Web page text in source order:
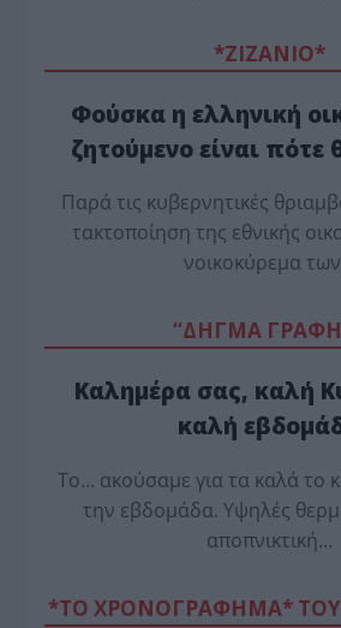
*ZΙΖΑΝΙΟ*
Φούσκα η ελληνική
ζητούμενο είναι πότε
Παρά τις κυβερνητικές
τακτοποίηση της εθνικής
νοικοκύρεμα
“ΔΗΓΜΑ
Καλημέρα σας, καλή
καλή
Το… ακούσαμε για τα καλά το
την εβδομάδα. Υψηλές
αποπνικτική…
*ΤΟ ΧΡΟΝΟΓΡΑΦΗΜΑ*